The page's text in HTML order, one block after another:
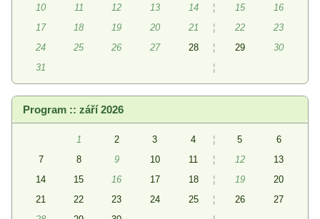
10
11 12 13 14 ¦ 15
16
17
18 19 20 21 ¦ 22
23
24
25 26 27 28 ¦ 29
30
31
¦
Program :: září 2026
1 2 3 4 ¦ 5
6
7
8 9 10 11 ¦ 12
13
14
15 16 17 18 ¦ 19
20
21
22 23 24 25 ¦ 26
27